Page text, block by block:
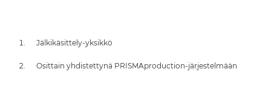
Jälkikäsittely-yksikkö
Osittain yhdistettynä PRISMAproduction-järjestelmään